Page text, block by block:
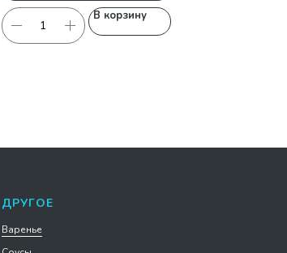
В корзину
ДРУГОЕ
Варенье